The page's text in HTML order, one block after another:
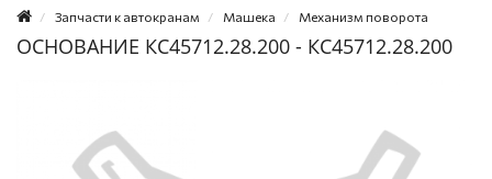
Запчасти к автокранам Машека Механизм поворота
ОСНОВАНИЕ КС45712.28.200 - КС45712.28.200